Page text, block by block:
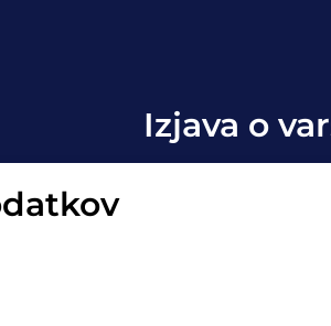
Izjava o